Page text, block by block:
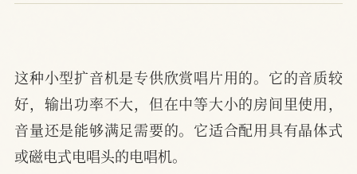
这种小型扩音机是专供欣赏唱片用的。它的音质较
好，输出功率不大，但在中等大小的房间里使用，
音量还是能够满足需要的。它适合配用具有晶体式
或磁电式电唱头的电唱机。